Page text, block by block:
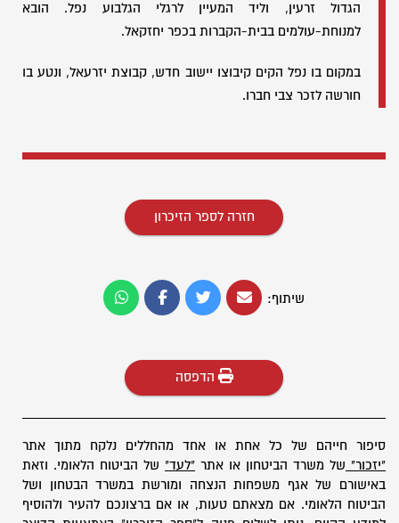
הגדול זרעין, וליד המעיין לרגלי הגלבוע נפל. הובא
למנוחת-עולמים בבית-הקברות בכפר יחזקאל.
במקום בו נפל הקים קיבוצו יישוב חדש, קבוצת יזרעאל, ונטע בו
חורשה לזכר צבי חברו.
חזרה לספר הזיכרון
שיתוף:
הדפסה
סיפור חייהם של כל אחת או אחד מהחללים נלקח מתוך אתר
"יזכור" של משרד הביטחון או אתר "לעד" של הביטוח הלאומי. וזאת
באישורם של אגף משפחות הנצחה ומורשת במשרד הבטחון ושל
הביטוח הלאומי. אם מצאתם טעות, או אם ברצונכם להעיר ולהוסיף